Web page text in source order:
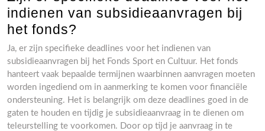
indienen van subsidieaanvragen bij
het fonds?
Ja, er zijn specifieke deadlines voor het indienen van
subsidieaanvragen bij het Fonds Sport en Cultuur. Het fonds
hanteert vaak bepaalde termijnen waarbinnen aanvragen moeten
worden ingediend om in aanmerking te komen voor financiële
ondersteuning. Het is belangrijk om deze deadlines goed in de
gaten te houden en tijdig je subsidieaanvraag in te dienen om
teleurstelling te voorkomen. Door op tijd je aanvraag in te